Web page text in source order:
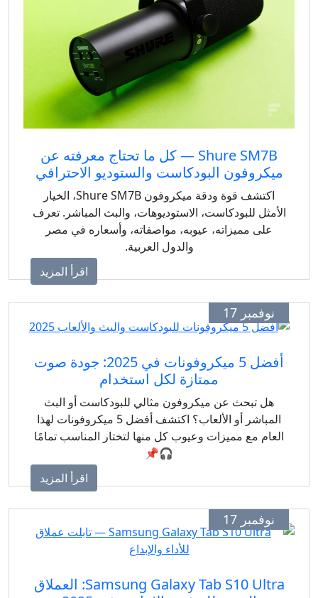
Shure SM7B — كل ما تحتاج معرفته عن
البودكاست والستوديو الاحترافي
اكتشف قوة ودقة ميكروفون Shure SM7B، الخيار
للبودكاست، الاستوديوهات، والبث المباشر. تعرف
على مميزاته، عيوبه، مواصفاته، وأسعاره في مصر
والدول العربية.
اقرأ المزيد
أفضل 5 ميكروفونات في 2025: جودة صوت
ممتازة لكل استخدام
هل تبحث عن ميكروفون مثالي للبودكاست أو البث
المباشر أو الألعاب؟ اكتشف أفضل 5 ميكروفونات لهذا
مع مميزات وعيوب كل منها لتختار المناسب تمامًا
اقرأ المزيد
Samsung Galaxy Tab S10 Ultra: العملاق